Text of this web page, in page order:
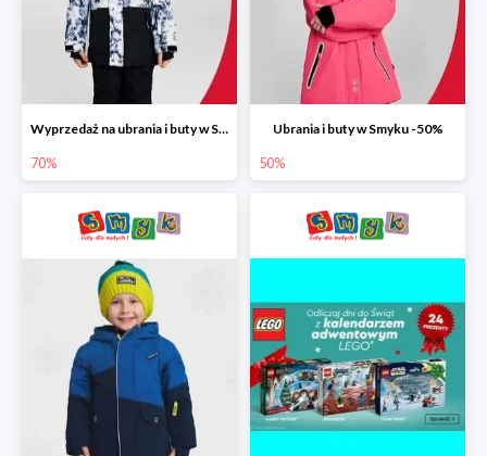
Wyprzedaż na ubrania i buty w Smyku do -70%
70%
Ubrania i buty w Smyku -50%
50%